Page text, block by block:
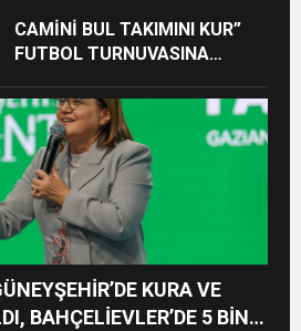
CAMİNİ BUL TAKIMINI KUR”
FUTBOL TURNUVASINA
BİSİKLET HEDİYE EDİLDİ
KURA VE
BAHÇELİEVLER’DE 5 BİN